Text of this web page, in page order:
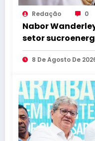
Redação 0
Nabor
setor
da Paraíba
Tabu
8 De Agosto De